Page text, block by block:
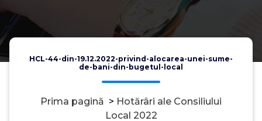
HCL-44-din-19.12.2022-privind-alocarea-unei-sume-
de-bani-din-bugetul-local
Prima pagină > Hotărâri ale Consiliului
Local 2022